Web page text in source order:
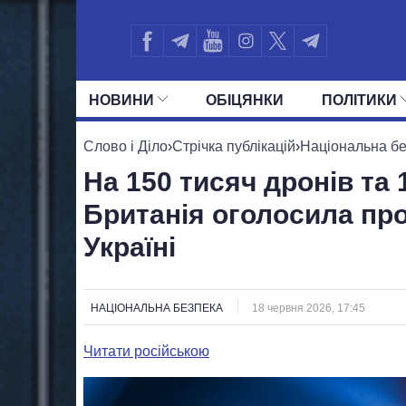
НОВИНИ ОБIЦЯНКИ ПОЛIТИКИ
УСІ ПОЛІТИКИ ПРЕЗИДЕНТ І
Слово і Діло›Стрічка публікацій›Національна
На 150 тисяч дронів та
Британія оголосила
Україні
НАЦІОНАЛЬНА БЕЗПЕКА 18 червня 2026, 17:45
Читати російською